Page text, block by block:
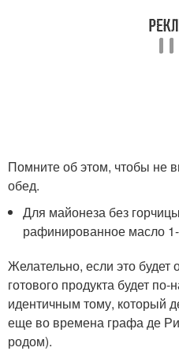
Помните об этом, чтобы не
обед.
Для майонеза без
рафинированное масло 1-
Желательно, если это будет
готового продукта будет
идентичным тому, который
еще во времена графа де
родом).